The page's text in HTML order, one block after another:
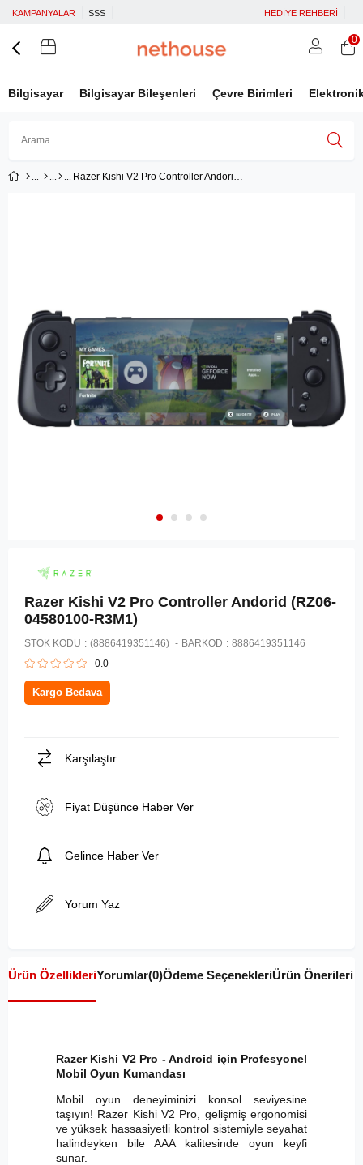
KAMPANYALAR SSS HEDİYE REHBERİ
Bilgisayar Bilgisayar Bileşenleri Çevre Birimleri
0
Razer Kishi V2 Pro Controller Andorid (RZ06-04580100-R3M1)
Razer Kishi V2 Pro Controller Andorid (RZ06-
04580100-R3M1)
STOK KODU (8886419351146) BARKOD : 8886419351146
0.0
Kargo Bedava
Karşılaştır
Fiyat Düşünce Haber Ver
Gelince Haber Ver
Yorum Yaz
Ürün ÖzellikleriYorumlar(0)Ödeme SeçenekleriÜrün Önerileri
Razer Kishi V2 Pro - Android için Profesyonel
Mobil Oyun Kumandası
Mobil oyun deneyiminizi konsol seviyesine
taşıyın! Razer Kishi V2 Pro, gelişmiş ergonomisi
ve yüksek hassasiyetli kontrol sistemiyle seyahat
halindeyken bile AAA kalitesinde oyun keyfi
sunar.